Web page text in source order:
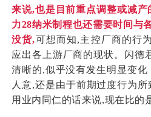
来说,也是目前重点调整或减
力28纳米制程也还需要时间与
没货,可想而知,主控厂商的行
应出各上游厂商的现状。闪德
清晰的,似乎没有发生明显变
人意,还是由于前期过度行为
用业内同仁的话来说,现在比的